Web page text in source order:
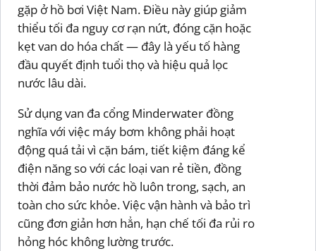
gặp ở hồ bơi Việt Nam. Điều này giúp giảm
thiểu tối đa nguy cơ rạn nứt, đóng cặn hoặc
kẹt van do hóa chất — đây là yếu tố hàng
đầu quyết định tuổi thọ và hiệu quả lọc
nước lâu dài.
Sử dụng van đa cổng Minderwater đồng
nghĩa với việc máy bơm không phải hoạt
động quá tải vì cặn bám, tiết kiệm đáng kể
điện năng so với các loại van rẻ tiền, đồng
thời đảm bảo nước hồ luôn trong, sạch, an
toàn cho sức khỏe. Việc vận hành và bảo trì
cũng đơn giản hơn hẳn, hạn chế tối đa rủi ro
hỏng hóc không lường trước.